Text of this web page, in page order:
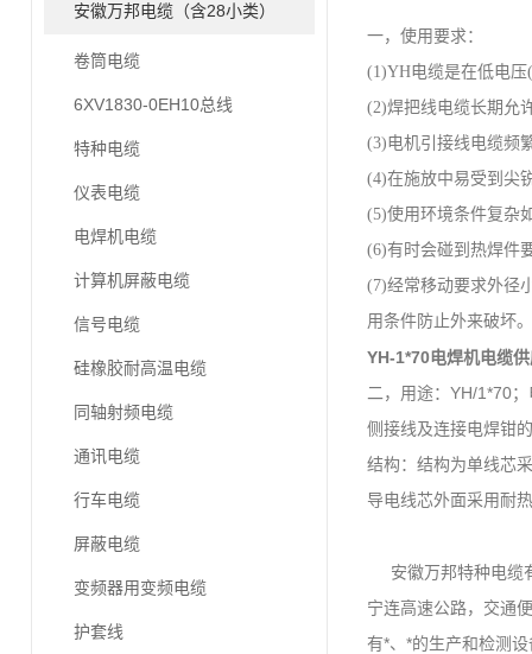
安徽万邦电缆（含28小类）
卷筒电缆
6XV1830-0EH10总线
特种电缆
仪表电缆
电焊机电缆
计算机屏蔽电缆
信号电缆
硅橡胶耐高温电缆
同轴射频电缆
通讯电缆
行车电缆
屏蔽电缆
变频器用变频电缆
护套线
一，使用要求：
(1)YH电缆是在低电
(2)焊把线电缆长期允
(3)电机引接线电缆频
(4)在施放中易受到尖
(5)使用环境条件复杂
(6)有时会碰到热焊件
(7)经常移动要求外径
用条件防止外来破坏。
YH-1*70电焊机电缆
二，用途：YH/1*70
侧接线及连接电焊钳
结构： 结构为单线芯
导电线芯外面采用耐
安徽万邦特种电缆
宁连高速公路，交通
有*、*的生产和检测